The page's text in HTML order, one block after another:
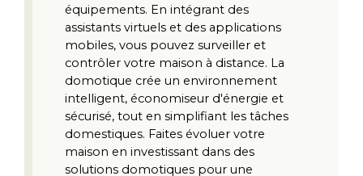
équipements. En intégrant des
assistants virtuels et des applications
mobiles, vous pouvez surveiller et
contrôler votre maison à distance. La
domotique crée un environnement
intelligent, économiseur d'énergie et
sécurisé, tout en simplifiant les tâches
domestiques. Faites évoluer votre
maison en investissant dans des
solutions domotiques pour une